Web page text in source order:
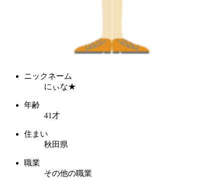
ニックネーム
にぃな★
年齢
41才
住まい
秋田県
職業
その他の職業